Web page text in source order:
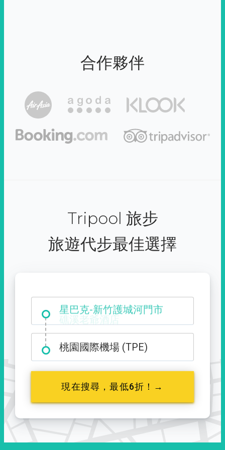
合作夥伴
Tripool 旅步
旅遊代步最佳選擇
星巴克-新竹護城河門市
桃園國際機場 (TPE)
現在搜尋，最低6折！→